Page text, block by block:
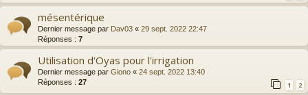
mésentérique
Dernier message par Dav03 « 29 sept. 2022 22:47
Réponses : 7
Utilisation d'Oyas pour l'irrigation
Dernier message par Giono « 24 sept. 2022 13:40
Réponses : 27 1 2